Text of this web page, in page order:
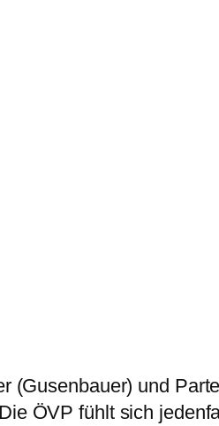
(Gusenbauer) und
ÖVP fühlt sich